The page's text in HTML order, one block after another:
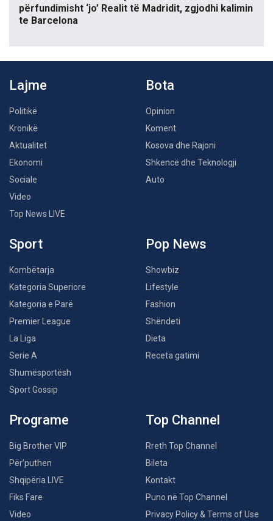
përfundimisht ‘jo’ Realit të Madridit, zgjodhi kalimin
te Barcelona
Lajme
Politikë
Kronikë
Aktualitet
Ekonomi
Sociale
Video
Top News LIVE
Bota
Opinion
Koment
Kosova dhe Rajoni
Shkencë dhe Teknologji
Auto
Sport
Kombëtarja
Kategoria Superiore
Kategoria e Parë
Premier League
La Liga
Serie A
Shumësportësh
Sport Gossip
Pop News
Showbiz
Lifestyle
Fashion
Shëndeti
Dieta
Receta gatimi
Programe
Big Brother VIP
Për’puthen
Shqipëria LIVE
Fiks Fare
Video
Top Channel
Rreth Top Channel
Bileta
Kontakt
Puno në Top Channel
Privacy Policy & Terms of Use